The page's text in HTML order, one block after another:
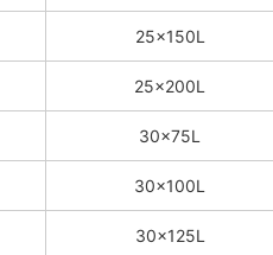
25×150L
25×200L
30×75L
30×100L
30×125L